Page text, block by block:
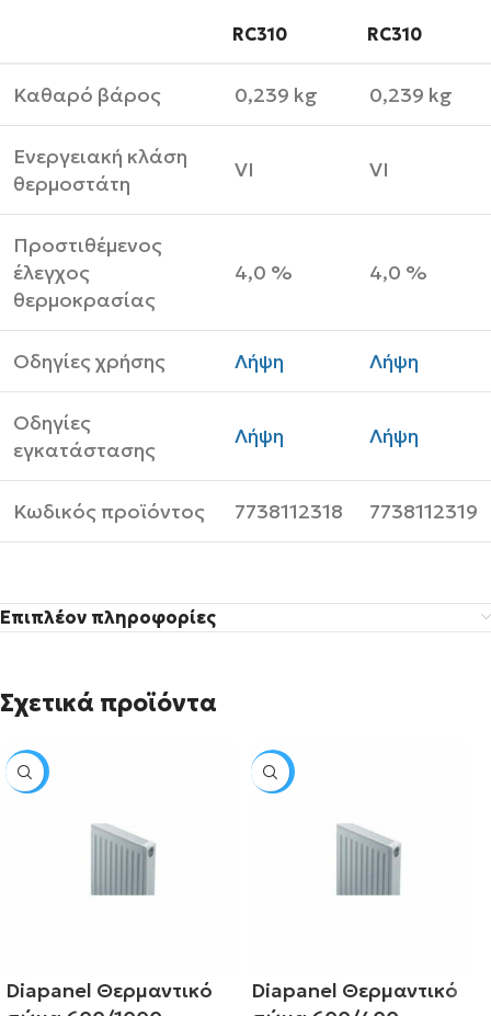
RC310 RC310
Καθαρό βάρος 0,239 kg 0,239 kg
Ενεργειακή κλάση
θερμοστάτη
VI VI
Προστιθέμενος
έλεγχος
θερμοκρασίας
4,0 % 4,0 %
Οδηγίες χρήσης Λήψη Λήψη
Οδηγίες
εγκατάστασης
Λήψη Λήψη
Κωδικός προϊόντος 7738112318 7738112319
Επιπλέον πληροφορίες
Σχετικά προϊόντα
SALE
Diapanel Θερμαντικό
SALE
Diapanel Θερμαντικό